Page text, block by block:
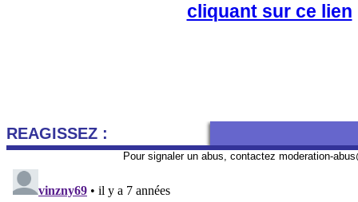
cliquant sur ce lien
REAGISSEZ :
Pour signaler un abus, contactez moderation-